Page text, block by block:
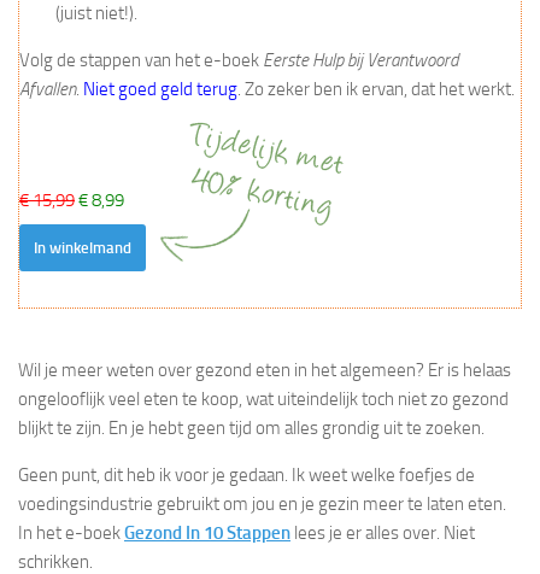
(juist niet!).
Volg de stappen van het e-boek Eerste Hulp bij Verantwoord
Afvallen. Niet goed geld terug. Zo zeker ben ik ervan, dat het werkt.
€ 15,99€ 8,99
In winkelmand
Wil je meer weten over gezond eten in het algemeen? Er is helaas
ongelooflijk veel eten te koop, wat uiteindelijk toch niet zo gezond
blijkt te zijn. En je hebt geen tijd om alles grondig uit te zoeken.
Geen punt, dit heb ik voor je gedaan. Ik weet welke foefjes de
voedingsindustrie gebruikt om jou en je gezin meer te laten eten.
In het e-boekGezond In 10 Stappen lees je er alles over. Niet
schrikken.